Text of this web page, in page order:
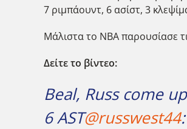
7 ριμπάουντ, 6 ασίστ, 3
Μάλιστα το ΝΒΑ παρουσίασε
Δείτε το βίντεο:
Beal, Russ come
6 AST@russwest44